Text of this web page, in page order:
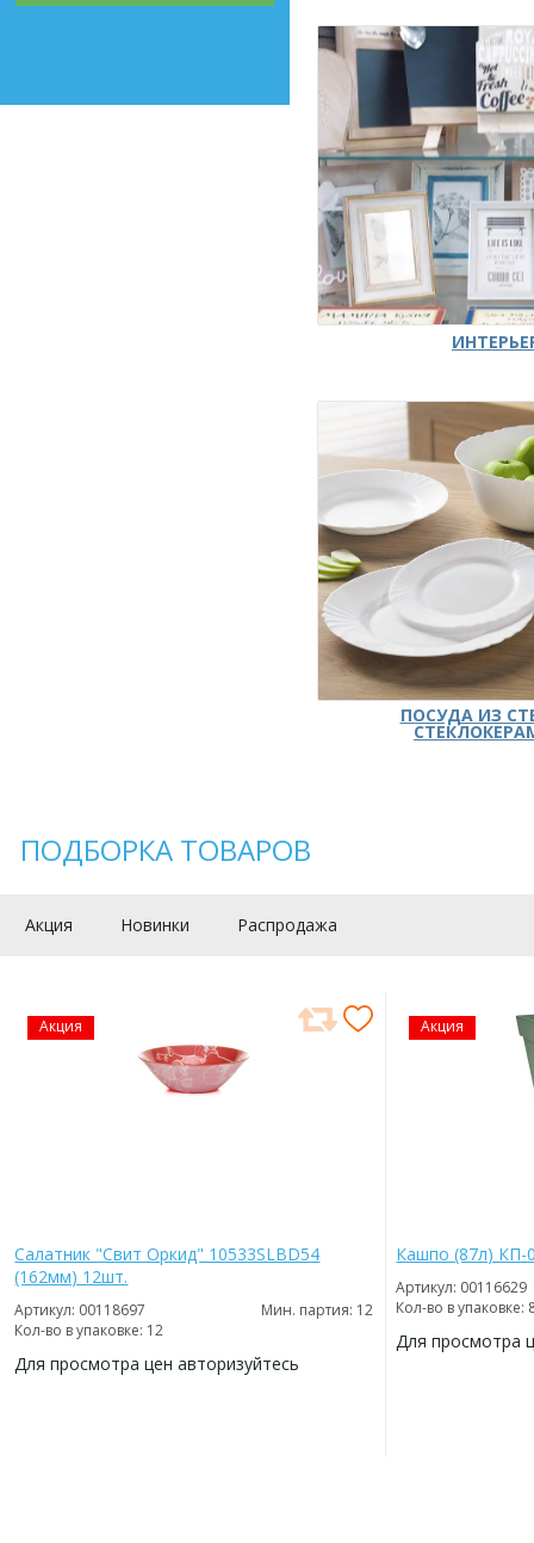
ПОСУДА ИЗ
ПОДБОРКА ТОВАРОВ
Акция Новинки Распродажа
Акция
Салатник "Свит Оркид" 10533SLBD54
(162мм) 12шт.
Артикул: 00118697
Мин. партия: 12
Кол-во в упаковке: 12
Для просмотра цен авторизуйтесь
Акция
Кашпо (87л) КП-
Артикул: 00116629
Кол-во в упаковке:
Для просмотра